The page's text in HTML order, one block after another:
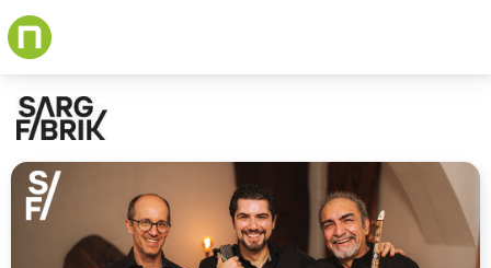
Skip
to
content